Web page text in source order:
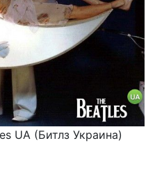
UA (Битлз Украина)